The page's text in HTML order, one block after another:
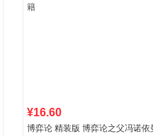
¥16.60
博弈论 精装版 博弈论之父冯诺依